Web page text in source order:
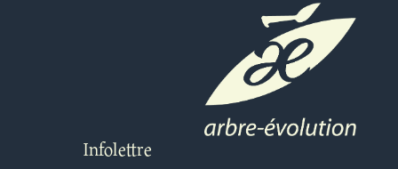
Infolettre